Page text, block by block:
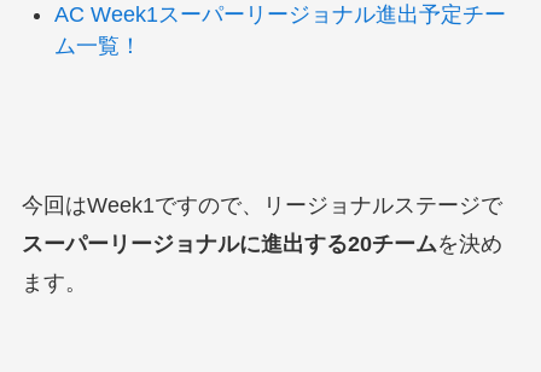
AC Week1スーパーリージョナル進出予定チー
ム一覧！
今回はWeek1ですので、リージョナルステージで
スーパーリージョナルに進出する20チームを決め
ます。